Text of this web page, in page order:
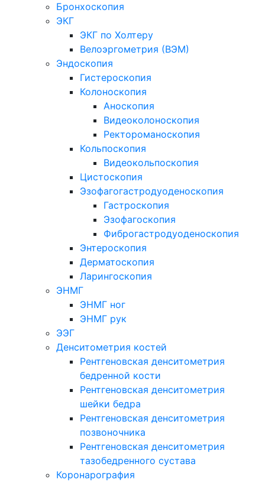
Бронхоскопия
ЭКГ
ЭКГ по Холтеру
Велоэргометрия (ВЭМ)
Эндоскопия
Гистероскопия
Колоноскопия
Аноскопия
Видеоколоноскопия
Ректороманоскопия
Кольпоскопия
Видеокольпоскопия
Цистоскопия
Эзофагогастродуоденоскопия
Гастроскопия
Эзофагоскопия
Фиброгастродуоденоскопия
Энтероскопия
Дерматоскопия
Ларингоскопия
ЭНМГ
ЭНМГ ног
ЭНМГ рук
ЭЭГ
Денситометрия костей
Рентгеновская денситометрия
бедренной кости
Рентгеновская денситометрия
шейки бедра
Рентгеновская денситометрия
позвоночника
Рентгеновская денситометрия
тазобедренного сустава
Коронарография